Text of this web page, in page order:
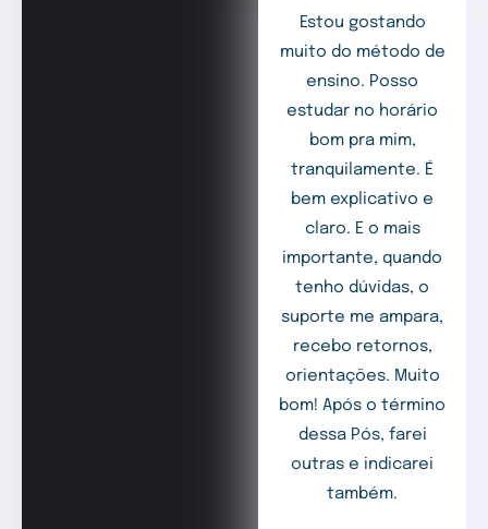
Estou gostando
muito do método de
ensino. Posso
estudar no horário
bom pra mim,
tranquilamente. É
bem explicativo e
claro. E o mais
importante, quando
tenho dúvidas, o
suporte me ampara,
recebo retornos,
orientações. Muito
bom! Após o término
dessa Pós, farei
outras e indicarei
também.